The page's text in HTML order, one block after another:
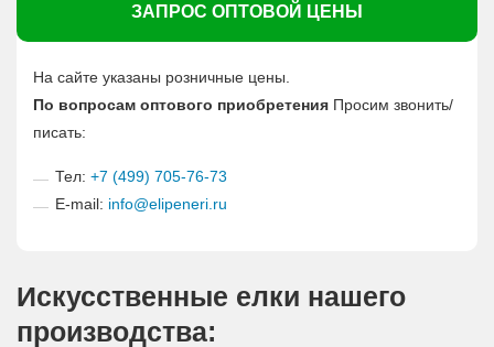
ЗАПРОС ОПТОВОЙ ЦЕНЫ
На сайте указаны розничные цены.
По вопросам оптового приобретения Просим звонить/
писать:
Тел: +7 (499) 705-76-73
E-mail: info@elipeneri.ru
Искусственные елки нашего
производства: